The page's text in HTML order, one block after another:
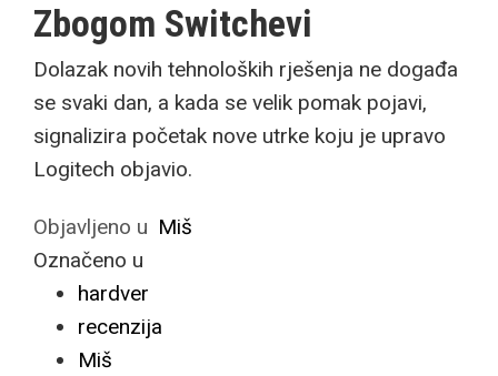
Zbogom Switchevi
Dolazak novih tehnoloških rješenja ne događa
se svaki dan, a kada se velik pomak pojavi,
signalizira početak nove utrke koju je upravo
Logitech objavio.
Objavljeno u Miš
Označeno u
hardver
recenzija
Miš